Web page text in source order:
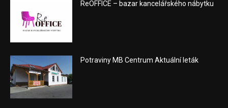
ReOFFICE – bazar kancelářského nábytku
Potraviny MB Centrum Aktuální leták